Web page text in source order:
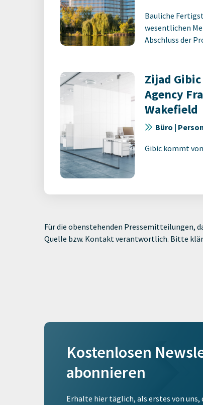
Bauliche
wesentlichen
Abschluss der
Zijad
Agency
Wakefield
Büro |
Gibic kommt
Für die obenstehenden Pressemitteilungen,
Quelle bzw. Kontakt verantwortlich. Bitte
Kostenlosen
abonnieren
Erhalte hier täglich, als erstes von